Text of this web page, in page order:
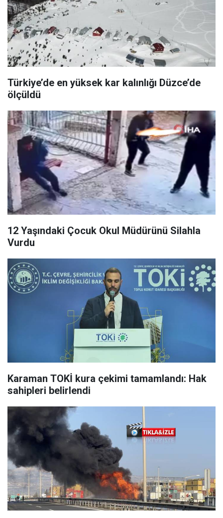
Türkiye’de en yüksek kar kalınlığı Düzce’de
ölçüldü
12 Yaşındaki Çocuk Okul Müdürünü Silahla
Vurdu
Karaman TOKİ kura çekimi tamamlandı: Hak
sahipleri belirlendi